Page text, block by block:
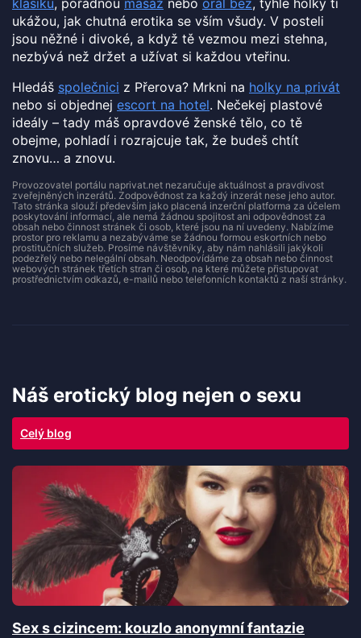
klasiku, pořádnou masáž nebo orál bez, tyhle holky ti
ukážou, jak chutná erotika se vším všudy. V posteli
jsou něžné i divoké, a když tě vezmou mezi stehna,
nezbývá než držet a užívat si každou vteřinu.
Hledáš společnici z Přerova? Mrkni na holky na privát
nebo si objednej escort na hotel. Nečekej plastové
ideály – tady máš opravdové ženské tělo, co tě
obejme, pohladí i rozrajcuje tak, že budeš chtít
znovu… a znovu.
Provozovatel portálu naprivat.net nezaručuje aktuálnost a pravdivost
zveřejněných inzerátů. Zodpovědnost za každý inzerát nese jeho autor.
Tato stránka slouží především jako placená inzerční platforma za účelem
poskytování informací, ale nemá žádnou spojitost ani odpovědnost za
obsah nebo činnost stránek či osob, které jsou na ní uvedeny. Nabízíme
prostor pro reklamu a nezabýváme se žádnou formou eskortních nebo
prostitučních služeb. Prosíme návštěvníky, aby nám nahlásili jakýkoli
podezřelý nebo nelegální obsah. Neodpovídáme za obsah nebo činnost
webových stránek třetích stran či osob, na které můžete přistupovat
prostřednictvím odkazů, e-mailů nebo telefonních kontaktů z naší stránky.
Náš erotický blog nejen o sexu
Celý blog
Sex s cizincem: kouzlo anonymní fantazie